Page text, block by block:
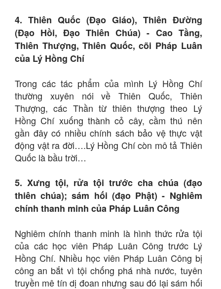
4. Thiên Quốc (Đạo Giáo), Thiên Đường
(Đạo Hồi, Đạo Thiên Chúa) - Cao Tầng,
Thiên Thượng, Thiên Quốc, cõi Pháp Luân
của Lý Hồng Chí
Trong các tác phẩm của mình Lý Hồng Chí
thường xuyên nói về Thiên Quốc, Thiên
Thượng, các Thần từ thiên thượng theo Lý
Hồng Chí xuống thành cỏ cây, cầm thú nên
gần đây có nhiều chính sách bảo vệ thực vật
động vật ra đời….Lý Hồng Chí còn mô tả Thiên
Quốc là bầu trời…
5. Xưng tội, rửa tội trước cha chúa (đạo
thiên chúa); sám hối (đạo Phật) - Nghiêm
chính thanh minh của Pháp Luân Công
Nghiêm chính thanh minh là hình thức rửa tội
của các học viên Pháp Luân Công trước Lý
Hồng Chí. Nhiều học viên Pháp Luân Công bị
công an bắt vì tội chống phá nhà nước, tuyên
truyền mê tín dị đoan nhưng sau đó lại sám hối